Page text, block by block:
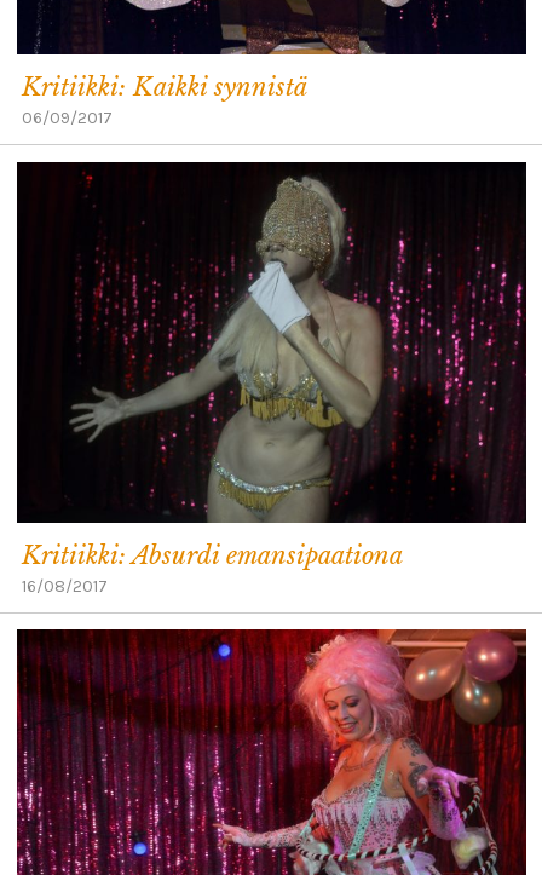
Kritiikki: Kaikki synnistä
06/09/2017
Kritiikki: Absurdi emansipaationa
16/08/2017